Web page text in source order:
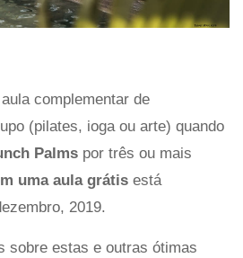
complementar de
(pilates, ioga ou arte) quando
Palms por três ou mais
uma aula grátis está
2019.
sobre estas e outras ótimas